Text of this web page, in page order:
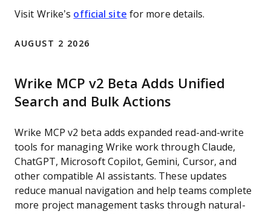
Visit Wrike’s official site for more details.
AUGUST 2 2026
Wrike MCP v2 Beta Adds Unified
Search and Bulk Actions
Wrike MCP v2 beta adds expanded read-and-write
tools for managing Wrike work through Claude,
ChatGPT, Microsoft Copilot, Gemini, Cursor, and
other compatible AI assistants. These updates
reduce manual navigation and help teams complete
more project management tasks through natural-